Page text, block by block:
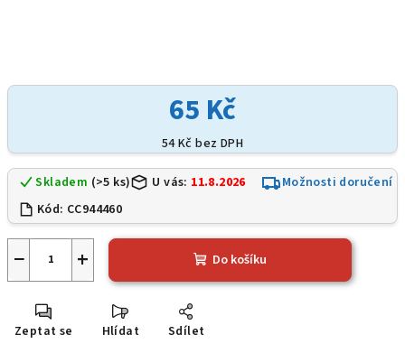
65 Kč
54 Kč bez DPH
Skladem (>5 ks) U vás: 11.8.2026
Možnosti doručení
Kód: CC944460
+
− Do košíku
Zeptat se Hlídat Sdílet